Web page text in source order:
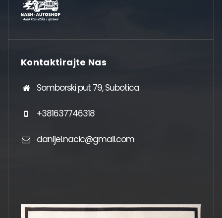
Kontaktirajte Nas
Somborski put 79, Subotica
+381637746318
danijel.nacic@gmail.com